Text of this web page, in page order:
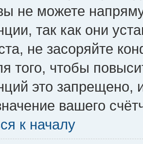
не можете
так как они
не засоряйте
того, чтобы
это запрещено,
вашего
к началу